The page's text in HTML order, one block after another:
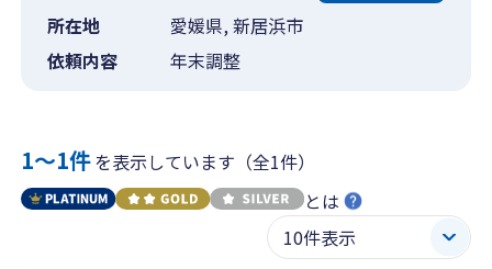
所在地
愛媛県, 新居浜市
依頼内容
年末調整
1〜1件を表示しています（全1件）
とは